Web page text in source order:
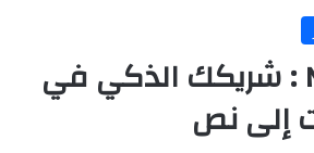
أداة Notta AI : شريكك الذكي في
إلى نص